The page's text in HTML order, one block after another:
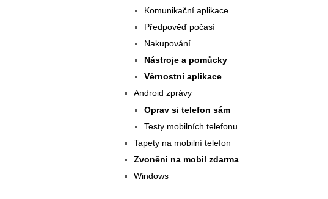
Komunikační aplikace
Předpověď počasí
Nakupování
Nástroje a pomůcky
Věrnostní aplikace
Android zprávy
Oprav si telefon sám
Testy mobilních telefonu
Tapety na mobilní telefon
Zvoněni na mobil zdarma
Windows